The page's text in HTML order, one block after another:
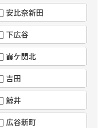
安比奈新田
下広谷
霞ケ関北
吉田
鯨井
広谷新町